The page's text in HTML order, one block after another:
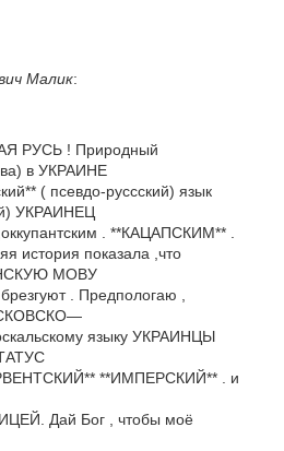
Малик:
РУСЬ ! Природный
в УКРАИНЕ
( псевдо-руссский) язык
УКРАИНЕЦ
. **КАЦАПСКИМ** .
история показала ,что
МОВУ
. Предпологаю ,
языку УКРАИНЦЫ
**ИМПЕРСКИЙ** . и
Дай Бог , чтобы моё